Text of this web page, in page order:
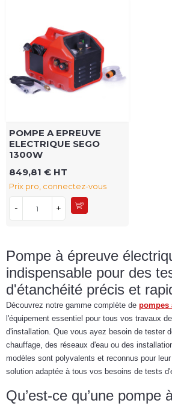
POMPE A EPREUVE
ELECTRIQUE SEGO
1300W
849,81 € HT
Prix pro, connectez-vous
- +
Pompe à épreuve
indispensable pour des
d'étanchéité précis et
Découvrez notre gamme complète de pompes
l'équipement essentiel pour tous vos travaux
d'installation. Que vous ayez besoin de tester
chauffage, des réseaux d'eau ou des
modèles sont polyvalents et reconnus pour
solution adaptée à tous vos besoins de tests
Qu’est-ce qu’une pompe